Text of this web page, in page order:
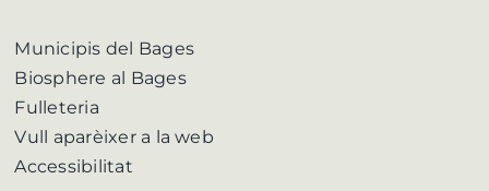
Municipis del Bages
Biosphere al Bages
Fulleteria
Vull aparèixer a la web
Accessibilitat